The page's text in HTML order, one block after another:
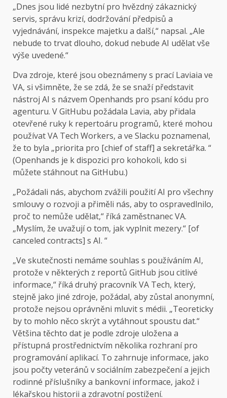
„Dnes jsou lidé nezbytní pro hvězdný zákaznický
servis, správu krizí, dodržování předpisů a
vyjednávání, inspekce majetku a další,“ napsal. „Ale
nebude to trvat dlouho, dokud nebude AI udělat vše
výše uvedené.“
Dva zdroje, které jsou obeznámeny s prací Laviaia ve
VA, si všimněte, že se zdá, že se snaží představit
nástroj AI s názvem Openhands pro psaní kódu pro
agenturu. V GitHubu požádala Lavia, aby přidala
otevřené ruky k repertoáru programů, které mohou
používat VA Tech Workers, a ve Slacku poznamenal,
že to byla „priorita pro [chief of staff] a sekretářka. “
(Openhands je k dispozici pro kohokoli, kdo si
můžete stáhnout na GitHubu.)
„Požádali nás, abychom zvážili použití AI pro všechny
smlouvy o rozvoji a přiměli nás, aby to ospravedlnilo,
proč to nemůže udělat,“ říká zaměstnanec VA.
„Myslím, že uvažují o tom, jak vyplnit mezery.“ [of
canceled contracts] s AI. “
„Ve skutečnosti nemáme souhlas s používáním AI,
protože v některých z reportů GitHub jsou citlivé
informace,“ říká druhý pracovník VA Tech, který,
stejně jako jiné zdroje, požádal, aby zůstal anonymní,
protože nejsou oprávněni mluvit s médii. „Teoreticky
by to mohlo něco skrýt a vytáhnout spoustu dat.“
Většina těchto dat je podle zdroje uložena a
přístupná prostřednictvím několika rozhraní pro
programování aplikací. To zahrnuje informace, jako
jsou počty veteránů v sociálním zabezpečení a jejich
rodinné příslušníky a bankovní informace, jakož i
lékařskou historii a zdravotní postižení.